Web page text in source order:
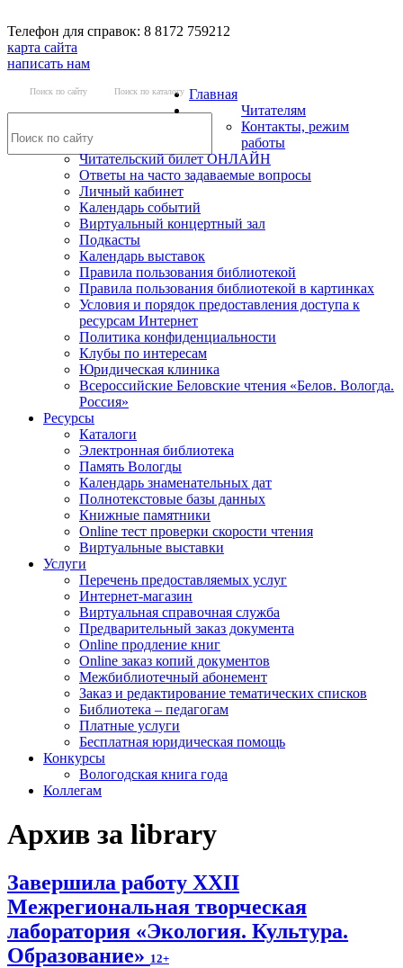
Телефон для справок: 8 8172 759212
карта сайта
написать нам
Поиск по сайту Поиск по каталогу Главная
Читателям
Контакты, режим
работы
Читательский билет ОНЛАЙН
Ответы на часто задаваемые вопросы
Личный кабинет
Календарь событий
Виртуальный концертный зал
Подкасты
Календарь выставок
Правила пользования библиотекой
Правила пользования библиотекой в картинках
Условия и порядок предоставления доступа к
ресурсам Интернет
Политика конфиденциальности
Клубы по интересам
Юридическая клиника
Всероссийские Беловские чтения «Белов. Вологда.
Россия»
Ресурсы
Каталоги
Электронная библиотека
Память Вологды
Календарь знаменательных дат
Полнотекстовые базы данных
Книжные памятники
Online тест проверки скорости чтения
Виртуальные выставки
Услуги
Перечень предоставляемых услуг
Интернет-магазин
Виртуальная справочная служба
Предварительный заказ документа
Online продление книг
Online заказ копий документов
Межбиблиотечный абонемент
Заказ и редактирование тематических списков
Библиотека – педагогам
Платные услуги
Бесплатная юридическая помощь
Конкурсы
Вологодская книга года
Коллегам
Архив за library
Завершила работу XXII
Межрегиональная творческая
лаборатория «Экология. Культура.
Образование» 12+